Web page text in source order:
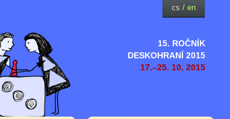
15. ROČNÍK
DESKOHRANÍ 2015
17.–25. 10. 2015
cs / en